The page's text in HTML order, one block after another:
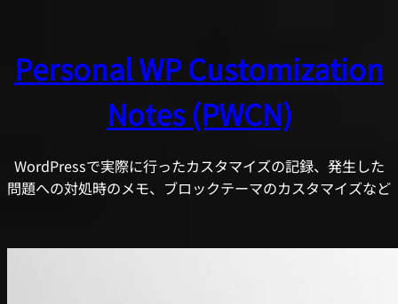
を
スPersonal WP Customization
Notes (PWCN)
WordPressで実際に行ったカスタマイズの記録、発生した
問題への対処時のメモ、ブロックテーマのカスタマイズなど